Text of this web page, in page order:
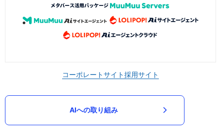
コーポレートサイト採用サイト
AIへの取り組み